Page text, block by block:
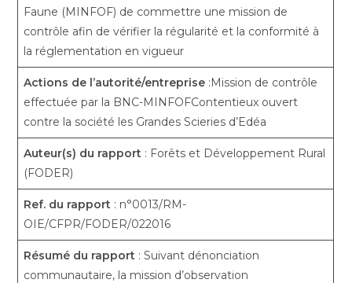
Faune (MINFOF) de commettre une mission de
contrôle afin de vérifier la régularité et la conformité à
la réglementation en vigueur
Actions de l’autorité/entreprise :Mission de contrôle
effectuée par la BNC-MINFOFContentieux ouvert
contre la société les Grandes Scieries d’Edéa
Auteur(s) du rapport : Forêts et Développement Rural
(FODER)
Ref. du rapport : n°0013/RM-
OIE/CFPR/FODER/022016
Résumé du rapport : Suivant dénonciation
communautaire, la mission d’observation